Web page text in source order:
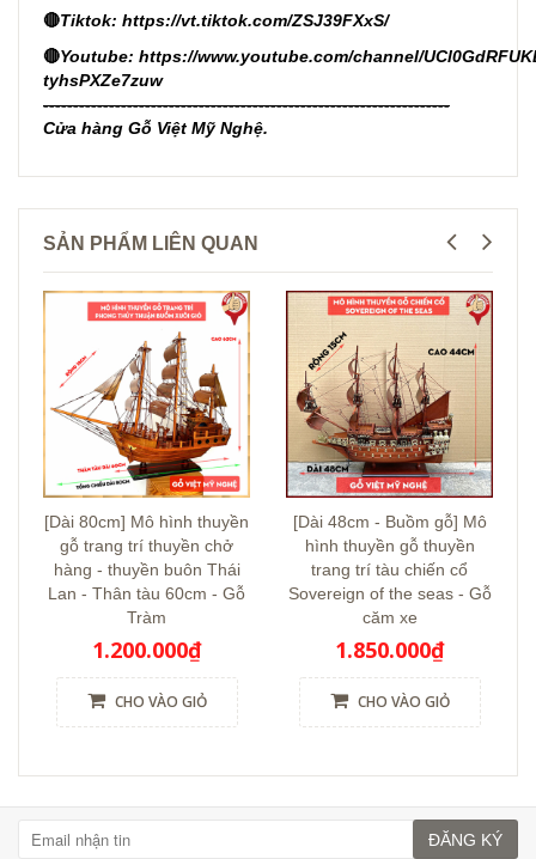
🔴Tiktok: https://vt.tiktok.com/ZSJ39FXxS/
🔴Youtube: https://www.youtube.com/channel/
tyhsPXZe7zuw
--------------------------------------------------------------------
Cửa hàng Gỗ Việt Mỹ Nghệ.
SẢN PHẨM LIÊN QUAN
[Dài 80cm] Mô hình thuyền
gỗ trang trí thuyền chở
hàng - thuyền buôn Thái
Lan - Thân tàu 60cm - Gỗ
Tràm
1.200.000₫
CHO VÀO GIỎ
[Dài 48cm - Buồm gỗ] Mô
hình thuyền gỗ thuyền
trang trí tàu chiến cổ
Sovereign of the seas - Gỗ
căm xe
1.850.000₫
CHO VÀO GIỎ
ĐĂNG KÝ